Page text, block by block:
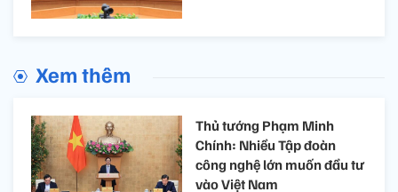
Xem thêm
Thủ tướng Phạm Minh
Chính: Nhiều Tập đoàn
công nghệ lớn muốn đầu tư
vào Việt Nam